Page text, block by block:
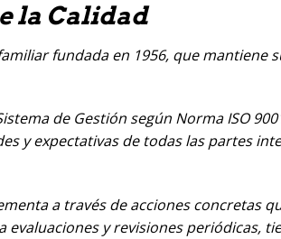
la Calidad
fundada en 1956, que mantiene
de Gestión según Norma ISO
y expectativas de todas las partes
a través de acciones concretas
y revisiones periódicas,